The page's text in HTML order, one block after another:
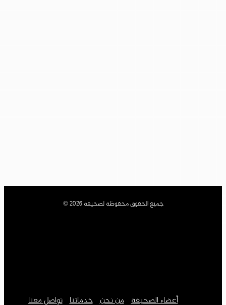
جميع الحقوق محفوظة لصحيفة 2026 ©
أعضاء الصحيفة من نحن خدماتنا تواصل معنا